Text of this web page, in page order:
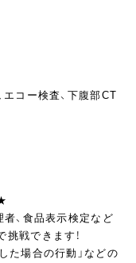
エコー検査、下腹部CT
、食品表示検定など
戦できます！
た場合の行動」などの